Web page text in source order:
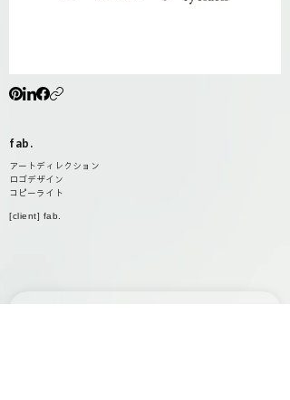
fab.
アートディレクション
ロゴデザイン
コピーライト
[client] fab.